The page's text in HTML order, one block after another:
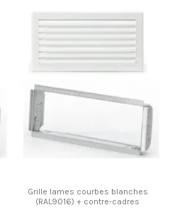
Grille lames courbes blanches
(RAL9016) + contre-cadres